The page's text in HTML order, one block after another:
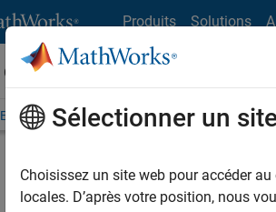
Produits Solutions
chez MathWorks
Explorer nos opportunités Adresses de nos
FILTRER PAR
Sélectionner un
Choisissez un site web pour accéder
locales. D’après votre position, nous